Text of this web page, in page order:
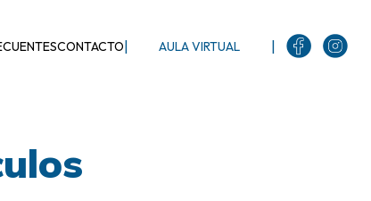
CONTACTO| AULA VIRTUAL |